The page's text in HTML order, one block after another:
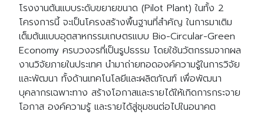
โรงงานต้นแบบระดับขยายขนาด (Pilot Plant) ในทั้ง 2
โครงการนี้ จะเป็นโครงสร้างพื้นฐานที่สําคัญ ในการมาเติม
เต็มต้นแบบอุตสาหกรรมเกษตรแบบ Bio-Circular-Green
Economy ครบวงจรที่เป็นรูปธรรม โดยใช้นวัตกรรมจากผล
งานวิจัยภายในประเทศ นํามาถ่ายทอดองค์ความรู้ในการวิจัย
และพัฒนา ทั้งด้านเทคโนโลยีและผลิตภัณฑ์ เพื่อพัฒนา
บุคลากรเฉพาะทาง สร้างโอกาสและรายได้ให้เกิดการกระจาย
โอกาส องค์ความรู้ และรายได้สู่ชุมชนต่อไปในอนาคต